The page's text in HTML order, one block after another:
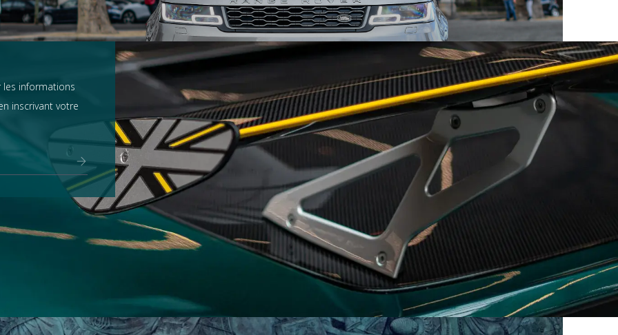
Range Rover
tout voir
informations
inscrivant votre